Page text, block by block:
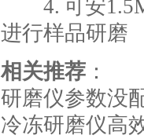
4. 可安
进行样品研磨
相关推荐 ：
研磨仪参数没
冷冻研磨仪高